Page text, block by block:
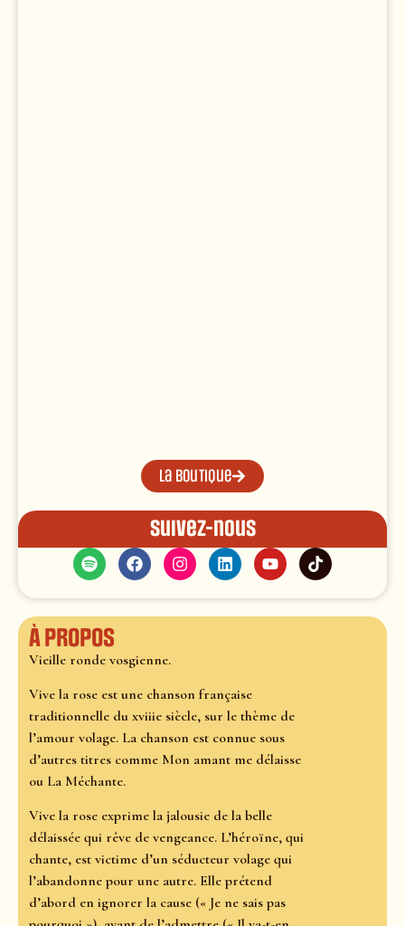
La boutique
Suivez-nous
À propos
Vieille ronde vosgienne.
Vive la rose est une chanson française
traditionnelle du xviiie siècle, sur le thème de
l’amour volage. La chanson est connue sous
d’autres titres comme Mon amant me délaisse
ou La Méchante.
Vive la rose exprime la jalousie de la belle
délaissée qui rêve de vengeance. L’héroïne, qui
chante, est victime d’un séducteur volage qui
l’abandonne pour une autre. Elle prétend
d’abord en ignorer la cause (« Je ne sais pas